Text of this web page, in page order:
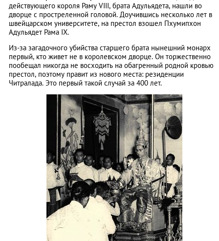
действующего короля Раму VIII, брата Адульядета, нашли во
дворце с простреленной головой. Доучившись несколько лет в
швейцарском университете, на престол взошел Пхумипхон
Адульядет Рама IX.
Из-за загадочного убийства старшего брата нынешний монарх
первый, кто живет не в королевском дворце. Он торжественно
пообещал никогда не восходить на обагренный родной кровью
престол, поэтому правит из нового места: резиденции
Читралада. Это первый такой случай за 400 лет.